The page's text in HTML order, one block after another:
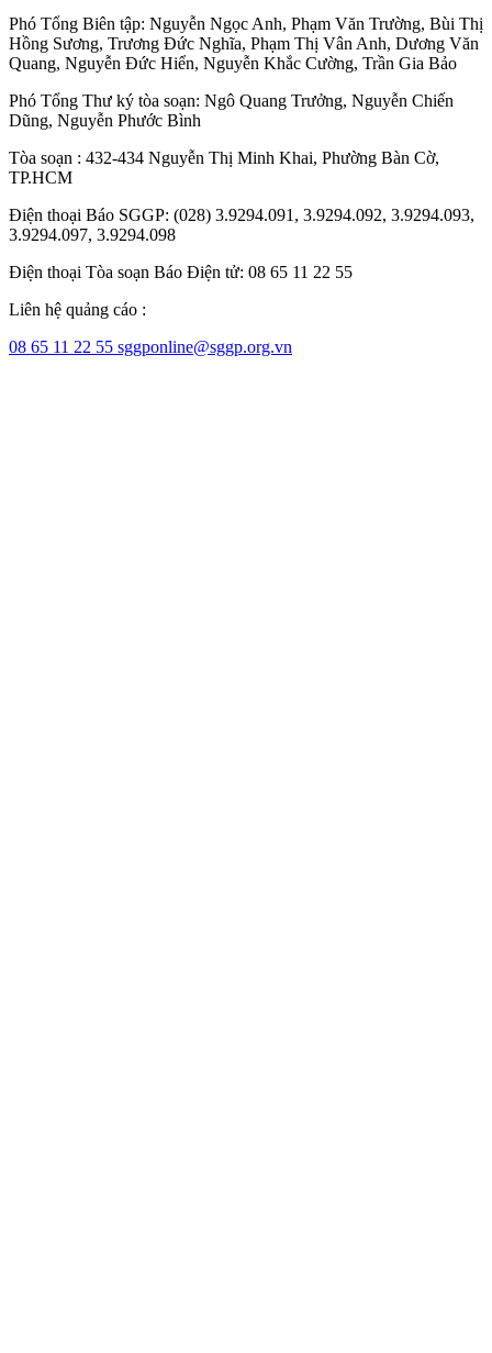
Phó Tổng Biên tập: Nguyễn Ngọc Anh, Phạm Văn Trường, Bùi Thị
Hồng Sương, Trương Đức Nghĩa, Phạm Thị Vân Anh, Dương Văn
Quang, Nguyễn Đức Hiển, Nguyễn Khắc Cường, Trần Gia Bảo
Phó Tổng Thư ký tòa soạn: Ngô Quang Trưởng, Nguyễn Chiến
Dũng, Nguyễn Phước Bình
Tòa soạn : 432-434 Nguyễn Thị Minh Khai, Phường Bàn Cờ,
TP.HCM
Điện thoại Báo SGGP: (028) 3.9294.091, 3.9294.092, 3.9294.093,
3.9294.097, 3.9294.098
Điện thoại Tòa soạn Báo Điện tử: 08 65 11 22 55
Liên hệ quảng cáo :
08 65 11 22 55 sggponline@sggp.org.vn